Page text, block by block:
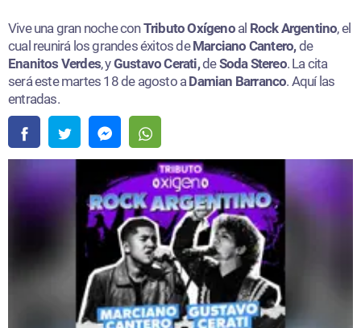
Vive una gran noche conTributo Oxígenoal Rock Argentino, el
cual reunirá los grandes éxitos deMarciano Cantero,de
Enanitos Verdes, yGustavo Cerati,deSoda Stereo. La cita
será este martes 18 de agosto aDamian Barranco. Aquí las
entradas.​